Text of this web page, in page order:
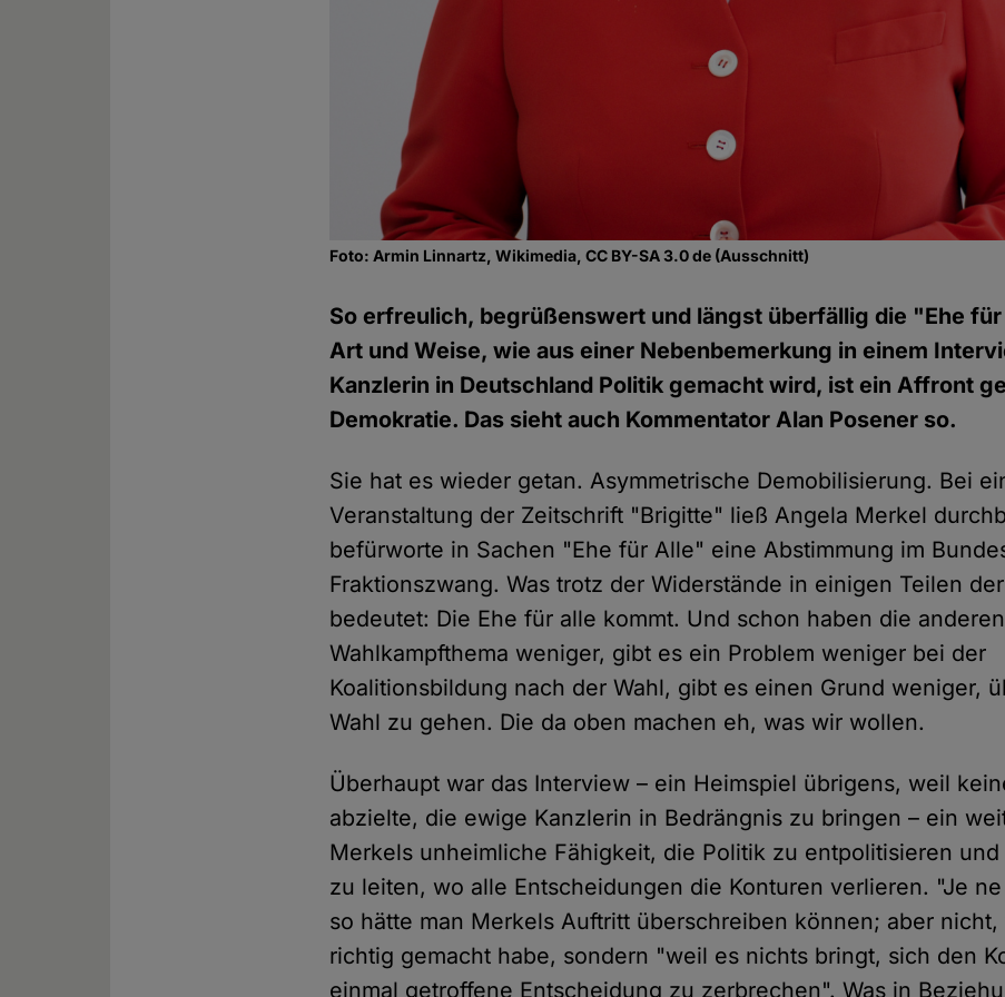
Foto: Armin Linnartz, Wikimedia, CC BY-SA 3.0 de (Ausschnitt)
So erfreulich, begrüßenswert und längst überfällig die "Ehe
Art und Weise, wie aus einer Nebenbemerkung in einem
Kanzlerin in Deutschland Politik gemacht wird, ist ein Affront
Demokratie. Das sieht auch Kommentator Alan Posener so.
Sie hat es wieder getan. Asymmetrische Demobilisierung. Bei
Veranstaltung der Zeitschrift "Brigitte" ließ Angela Merkel
befürworte in Sachen "Ehe für Alle" eine Abstimmung im
Fraktionszwang. Was trotz der Widerstände in einigen Teilen
bedeutet: Die Ehe für alle kommt. Und schon haben die
Wahlkampfthema weniger, gibt es ein Problem weniger bei der
Koalitionsbildung nach der Wahl, gibt es einen Grund weniger,
Wahl zu gehen. Die da oben machen eh, was wir wollen.
Überhaupt war das Interview – ein Heimspiel übrigens, weil
abzielte, die ewige Kanzlerin in Bedrängnis zu bringen – ein
Merkels unheimliche Fähigkeit, die Politik zu entpolitisieren
zu leiten, wo alle Entscheidungen die Konturen verlieren. "Je
so hätte man Merkels Auftritt überschreiben können; aber
richtig gemacht habe, sondern "weil es nichts bringt, sich den
einmal getroffene Entscheidung zu zerbrechen". Was in